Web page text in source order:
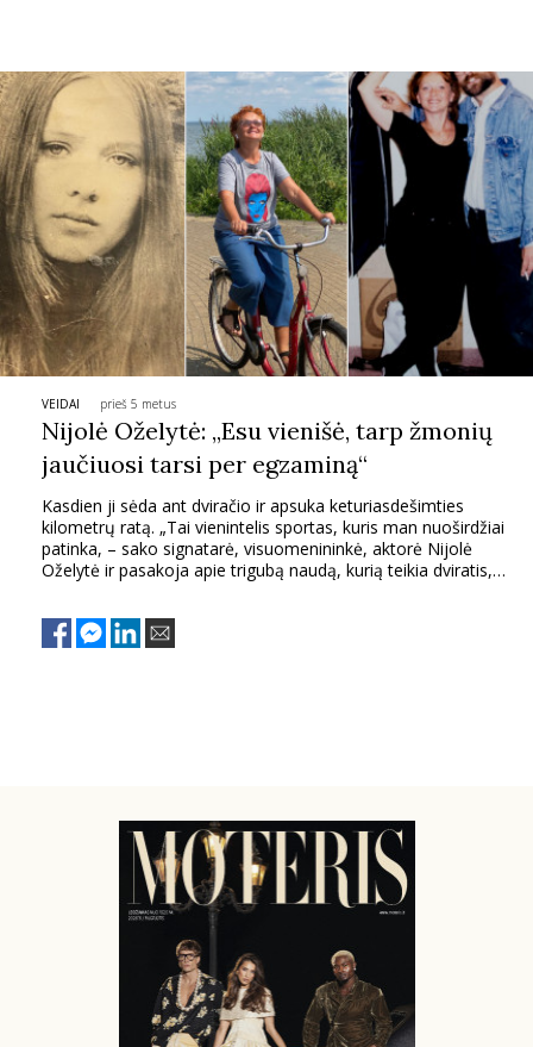
PRENUMERUOK
NAUJIENLAIŠKĮ
Prenumeruodami portalą,
Jūs sutinkate su
VEIDAI prieš 5 metus
Nijolė Oželytė: „Esu vienišė, tarp žmonių
jaučiuosi tarsi per egzaminą“
Kasdien ji sėda ant dviračio ir apsuka keturiasdešimties
kilometrų ratą. „Tai vienintelis sportas, kuris man nuoširdžiai
patinka, – sako signatarė, visuomenininkė, aktorė Nijolė
Oželytė ir pasakoja apie trigubą naudą, kurią teikia dviratis,
su savo mintimis ir kūnu. Antra, važiuojant dviračiu lengva
susitaikyti su mintimi, kad viskas praeina, prabėga,